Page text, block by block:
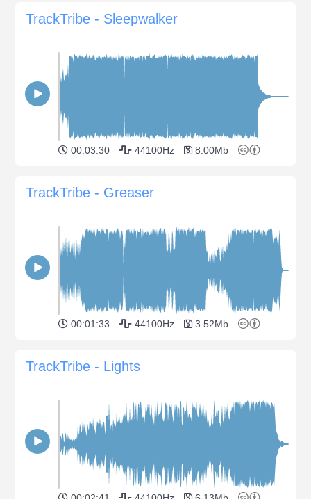
TrackTribe - Sleepwalker
00:03:30 44100Hz 8.00Mb
TrackTribe - Greaser
00:01:33 44100Hz 3.52Mb
TrackTribe - Lights